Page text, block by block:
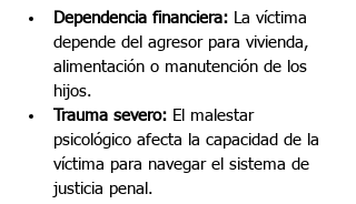
Dependencia financiera: La víctima
depende del agresor para vivienda,
alimentación o manutención de los
hijos.
Trauma severo: El malestar
psicológico afecta la capacidad de la
víctima para navegar el sistema de
justicia penal.